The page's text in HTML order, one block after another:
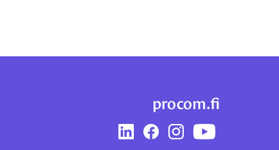
procom.fi
LinkedInFacebookInstagramYouTube